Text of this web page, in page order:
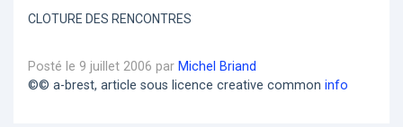
CLOTURE DES RENCONTRES
Posté le 9 juillet 2006 par Michel Briand
©© a-brest, article sous licence creative common info